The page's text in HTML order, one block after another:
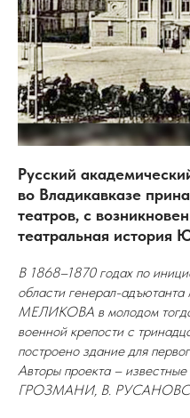
Русский
во Владикавказе
театров, с
театральная история
В 1868–1870 годах по
области генерал-
МЕЛИКОВА в молодом
военной крепости с
построено здание для
Авторы проекта –
ГРОЗМАНИ, В.